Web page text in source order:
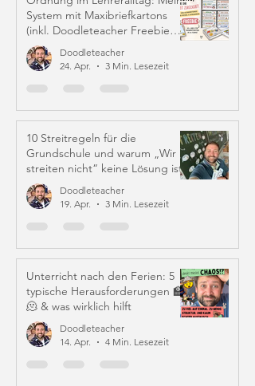
System mit Maxibriefkartons
(inkl. Doodleteacher Freebie
Labels) Doodleteacher
24. Apr.
3 Min. Lesezeit
10 Streitregeln für die
Grundschule und warum „Wir
streiten nicht“ keine Lösung ist
Doodleteacher
19. Apr.
3 Min. Lesezeit
Unterricht nach den Ferien: 5
typische Herausforderungen 🏫
🫠 & was wirklich hilft
Doodleteacher
14. Apr.
4 Min. Lesezeit